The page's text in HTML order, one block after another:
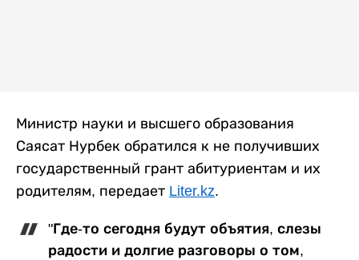
Министр науки и высшего образования
Саясат Нурбек обратился к не получивших
государственный грант абитуриентам и их
родителям, передает Liter.kz.
"Где-то сегодня будут объятия, слезы
радости и долгие разговоры о том,